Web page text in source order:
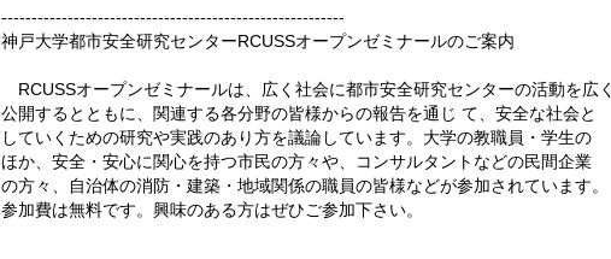
---------------------------------------------------------
神戸大学都市安全研究センターRCUSSオープンゼミナールのご案内
RCUSSオープンゼミナールは、広く社会に都市安全研究センターの活動を広く
公開するとともに、関連する各分野の皆様からの報告を通じ て、安全な社会と
していくための研究や実践のあり方を議論しています。大学の教職員・学生の
ほか、安全・安心に関心を持つ市民の方々や、コンサルタントなどの民間企業
の方々、自治体の消防・建築・地域関係の職員の皆様などが参加されています。
参加費は無料です。興味のある方はぜひご参加下さい。